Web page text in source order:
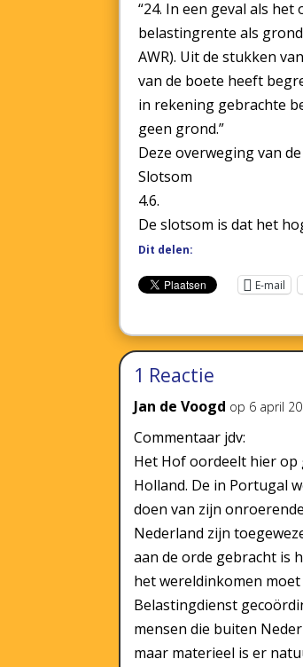
“24. In een geval als
belastingrente als
AWR). Uit de stukken
van de boete heeft
in rekening gebrachte
geen grond.”
Deze overweging van
Slotsom
4.6.
De slotsom is dat het
Dit delen:
E-mail
1 Reactie
Jan de Voogd op 6 april
Commentaar jdv:
Het Hof oordeelt hier op
Holland. De in Portugal
doen van zijn
Nederland zijn
aan de orde gebracht is
het wereldinkomen
Belastingdienst
mensen die buiten
maar materieel is er